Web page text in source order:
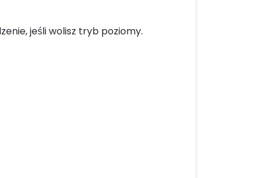
jeśli wolisz tryb poziomy.